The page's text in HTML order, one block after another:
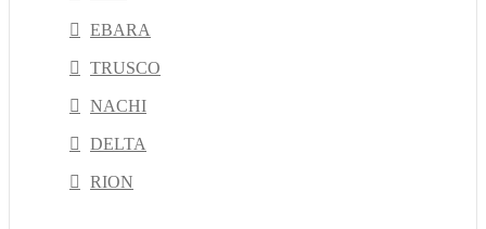
EBARA
TRUSCO
NACHI
DELTA
RION